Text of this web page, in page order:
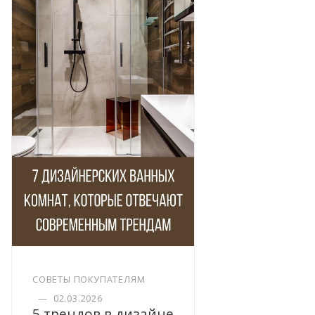
СОВЕТЫ ПОКУПАТЕЛЯМ
— 02.03.2026